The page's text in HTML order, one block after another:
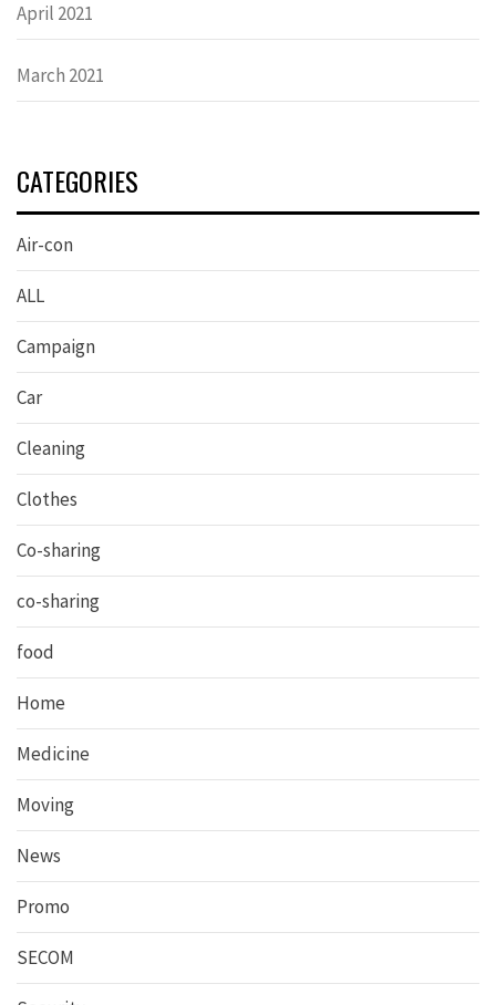
April 2021
March 2021
CATEGORIES
Air-con
ALL
Campaign
Car
Cleaning
Clothes
Co-sharing
co-sharing
food
Home
Medicine
Moving
News
Promo
SECOM